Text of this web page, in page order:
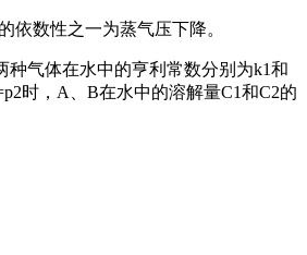
数性之一为蒸气压下降。
气体在水中的亨利常数分别为k1和
时，A、B在水中的溶解量C1和C2的